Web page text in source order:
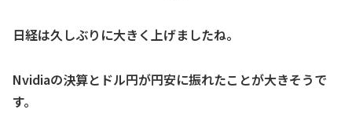
日経は久しぶりに大きく上げましたね。
Nvidiaの決算とドル円が円安に振れたことが大きそうで
す。